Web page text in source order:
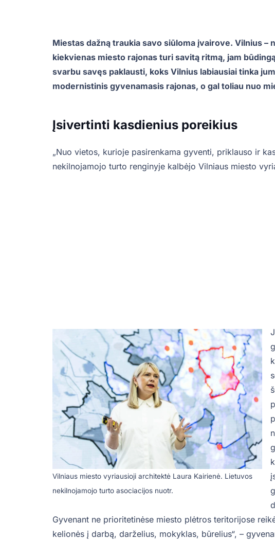
Miestas dažną traukia savo siūloma įvairove. Vilnius –
kiekvienas miesto rajonas turi savitą ritmą, jam
svarbu savęs paklausti, koks Vilnius labiausiai tinka
modernistinis gyvenamasis rajonas, o gal toliau nuo
Įsivertinti kasdienius poreikius
„Nuo vietos, kurioje pasirenkama gyventi, priklauso ir
nekilnojamojo turto renginyje kalbėjo Vilniaus miesto
Vilniaus miesto vyriausioji architektė Laura Kairienė. Lietuvos
nekilnojamojo turto asociacijos nuotr.
Gyvenant ne prioritetinėse miesto plėtros teritorijose
kelionės į darbą, darželius, mokyklas, būrelius“, –